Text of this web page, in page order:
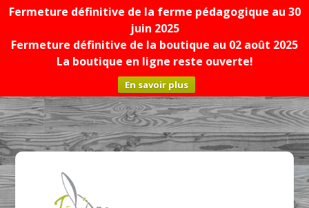
Fermeture définitive de la ferme pédagogique au 30
juin 2025
Fermeture définitive de la boutique au 02 août 2025
La boutique en ligne reste ouverte!
En savoir plus